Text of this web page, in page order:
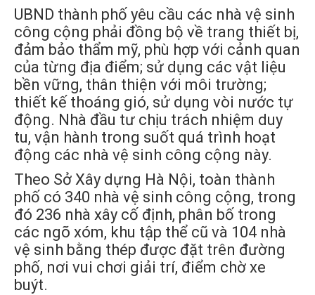
UBND thành phố yêu cầu các nhà vệ sinh
công cộng phải đồng bộ về trang thiết bị,
đảm bảo thẩm mỹ, phù hợp với cảnh quan
của từng địa điểm; sử dụng các vật liệu
bền vững, thân thiện với môi trường;
thiết kế thoáng gió, sử dụng vòi nước tự
động. Nhà đầu tư chịu trách nhiệm duy
tu, vận hành trong suốt quá trình hoạt
động các nhà vệ sinh công cộng này.
Theo Sở Xây dựng Hà Nội, toàn thành
phố có 340 nhà vệ sinh công cộng, trong
đó 236 nhà xây cố định, phân bố trong
các ngõ xóm, khu tập thể cũ và 104 nhà
vệ sinh bằng thép được đặt trên đường
phố, nơi vui chơi giải trí, điểm chờ xe
buýt.